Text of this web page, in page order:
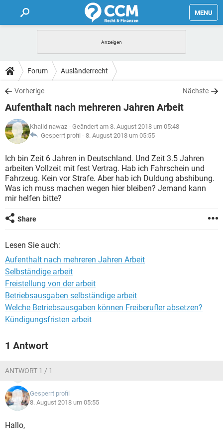
MENU
FORUM
TIPPS
Forum Ausländerrecht
Vorherige Nächste
Aufenthalt nach mehreren Jahren Arbeit
Khalid nawaz - Geändert am 8. August 2018 um 05:48
Gesperrt profil - 8. August 2018 um 05:55
Ich bin Zeit 6 Jahren in Deutschland. Und Zeit 3.5 Jahren
arbeiten Vollzeit mit fest Vertrag. Hab ich Fahrschein und
Fahrzeug. Kein vor Strafe. Aber hab ich Duldung abshibung.
Was ich muss machen wegen hier bleiben? Jemand kann
mir helfen bitte?
Share
Lesen Sie auch:
Aufenthalt nach mehreren Jahren Arbeit
Selbständige arbeit
Freistellung von der arbeit
Betriebsausgaben selbständige arbeit
Welche Betriebsausgaben können Freiberufler absetzen?
Kündigungsfristen arbeit
1 Antwort
ANTWORT 1 / 1
Gesperrt profil
8. August 2018 um 05:55
Hallo,